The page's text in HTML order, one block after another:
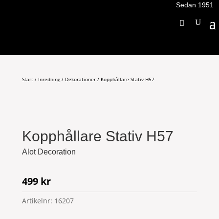
Sedan 1951
Start/ Inredning/ Dekorationer/ Kopphållare Stativ H57
Kopphållare Stativ H57
Alot Decoration
499 kr
Artikelnr: 16207